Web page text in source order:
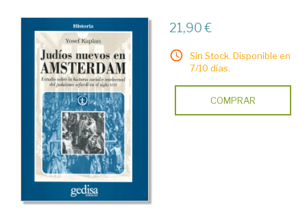
21,90 €
Sin Stock. Disponible en
7/10 días.
COMPRAR